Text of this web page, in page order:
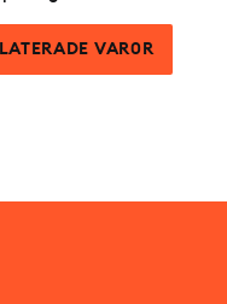
VAR0R